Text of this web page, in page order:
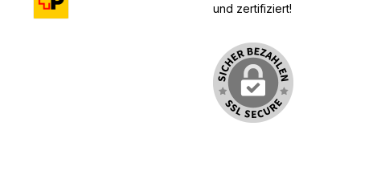
und zertifiziert!